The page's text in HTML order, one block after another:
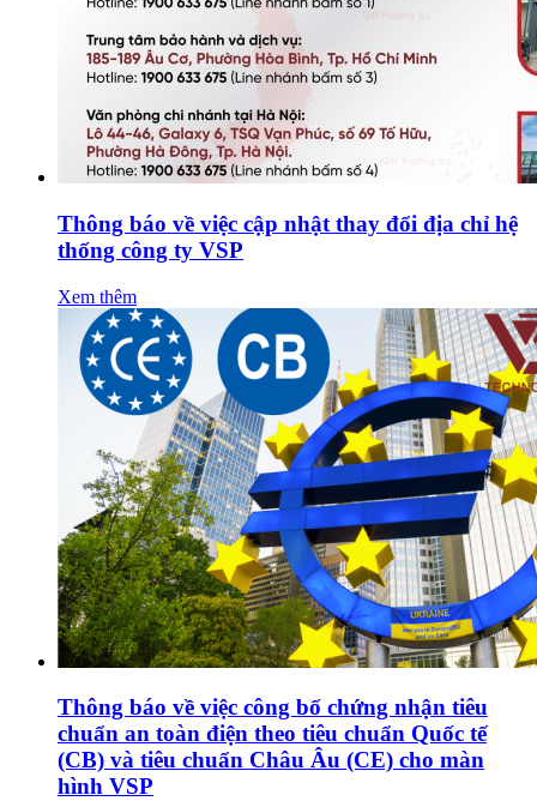
Thông báo về việc cập nhật thay đổi địa chỉ hệ
thống công ty VSP
Xem thêm
Thông báo về việc công bố chứng nhận tiêu
chuẩn an toàn điện theo tiêu chuẩn Quốc tế
(CB) và tiêu chuẩn Châu Âu (CE) cho màn
hình VSP